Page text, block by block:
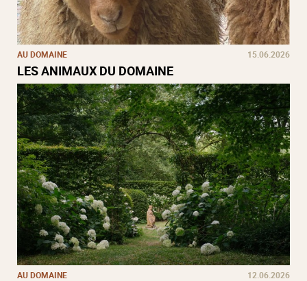
AU DOMAINE 15.06.2026
LES ANIMAUX DU DOMAINE
AU DOMAINE 12.06.2026